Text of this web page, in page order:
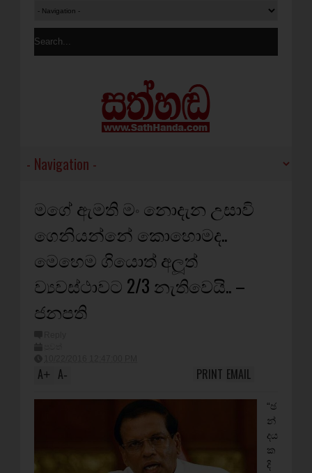
මගේ ඇමති මං නොදැන උසාවි
ගෙනියන්නේ කොහොමද..
මෙහෙම ගියොත් අලූත්
ව්‍යවස්ථාවට 2/3 නැතිවෙයි.. –
ජනපති
A+ A- EMAIL
PRINT
“ඡ
න්
දය
ක
දි